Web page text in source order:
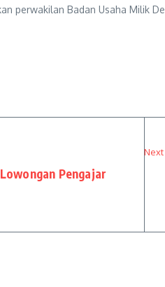
perwakilan Badan Usaha Milik
Pengajar